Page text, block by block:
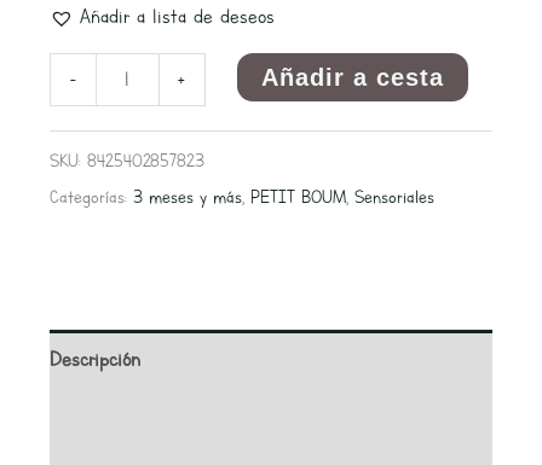
Añadir a lista de deseos
- + Añadir a cesta
SKU: 8425402857823
Categorías: 3 meses y más, PETIT BOUM, Sensoriales
Descripción